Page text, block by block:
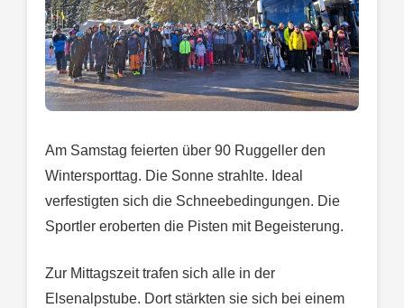
Am Samstag feierten über 90 Ruggeller den
Wintersporttag. Die Sonne strahlte. Ideal
verfestigten sich die Schneebedingungen. Die
Sportler eroberten die Pisten mit Begeisterung.
Zur Mittagszeit trafen sich alle in der
Elsenalpstube. Dort stärkten sie sich bei einem